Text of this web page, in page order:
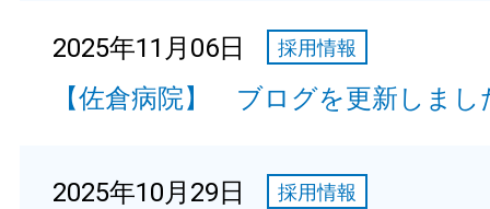
2025年11月06日 採用情報
【佐倉病院】 ブログを更新しまし
2025年10月29日 採用情報